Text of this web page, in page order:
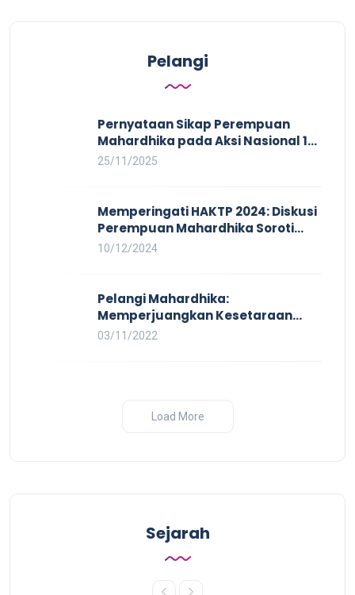
Pelangi
Pernyataan Sikap Perempuan
Mahardhika pada Aksi Nasional 16
HAKTP 2025 Kerja Layak dan Bebas
25/11/2025
Memperingati HAKTP 2024: Diskusi
Perempuan Mahardhika Soroti
Kerja Layak yang Inklusif bagi
10/12/2024
Pelangi Mahardhika:
Memperjuangkan Kesetaraan
untuk Pekerja LBTQ
03/11/2022
Load More
Sejarah